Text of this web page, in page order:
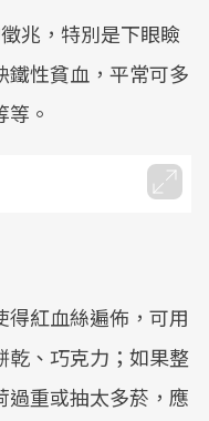
兆，特別是下眼瞼
鐵性貧血，平常可多
。
紅血絲遍佈，可用
乾、巧克力；如果整
過重或抽太多菸，應